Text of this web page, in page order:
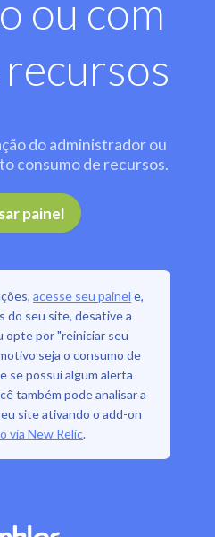
ou com
do administrador ou
consumo de recursos.
painel .
acesse seu painel e,
do seu site, desative a
opte por "reiniciar seu
seja o consumo de
se possui algum alerta
também pode analisar a
site ativando o add-on
via New Relic.